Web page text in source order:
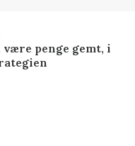
være penge gemt, i